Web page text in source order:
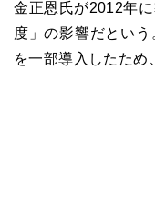
金正恩氏が2012年
度」の影響だとい
を一部導入したため